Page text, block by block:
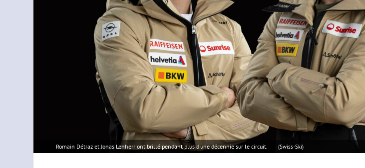
Romain Détraz et Jonas Lenherr ont brillé pendant plus d'une décennie sur le circuit. (Swiss-Ski)